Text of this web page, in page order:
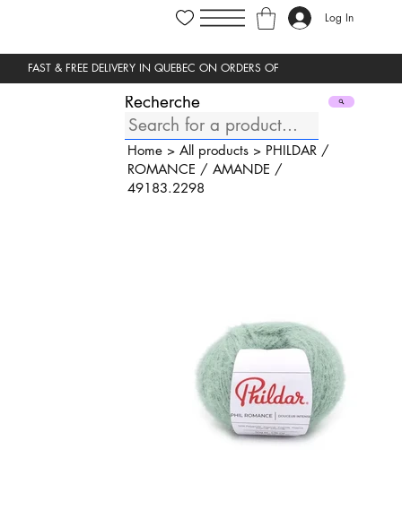
Log In
Recherche
Home> All products> PHILDAR /
ROMANCE / AMANDE /
49183.2298